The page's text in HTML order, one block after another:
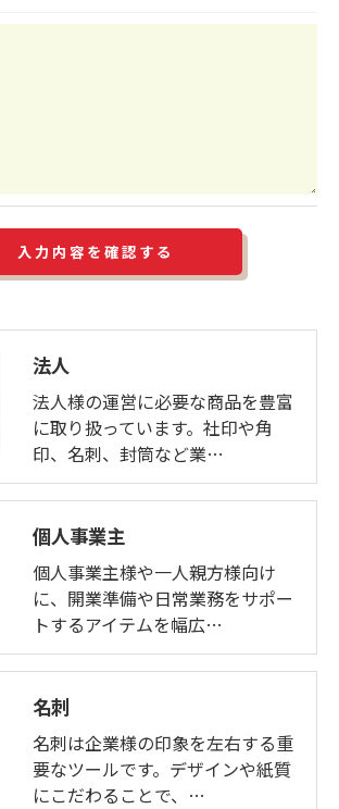
法人
法人様の運営に必要な商品を豊富
に取り扱っています。社印や角
印、名刺、封筒など業…
個人事業主
個人事業主様や一人親方様向け
に、開業準備や日常業務をサポー
トするアイテムを幅広…
名刺
名刺は企業様の印象を左右する重
要なツールです。デザインや紙質
にこだわることで、…